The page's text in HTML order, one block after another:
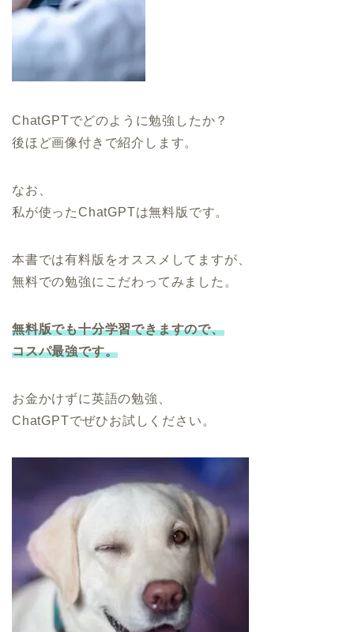
ChatGPTでどのように勉強したか？
後ほど画像付きで紹介します。
なお、
私が使ったChatGPTは無料版です。
本書では有料版をオススメしてますが、
無料での勉強にこだわってみました。
無料版でも十分学習できますので、
コスパ最強です。
お金かけずに英語の勉強、
ChatGPTでぜひお試しください。